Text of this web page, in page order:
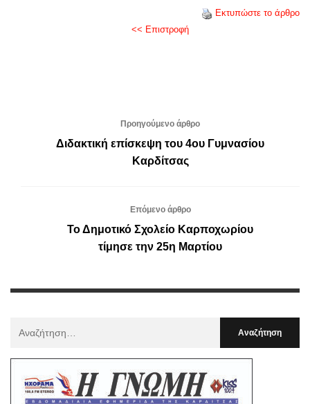
Εκτυπώστε το άρθρο
<< Επιστροφή
Προηγούμενο άρθρο
Διδακτική επίσκεψη του 4ου Γυμνασίου
Καρδίτσας
Επόμενο άρθρο
Το Δημοτικό Σχολείο Καρποχωρίου
τίμησε την 25η Μαρτίου
: